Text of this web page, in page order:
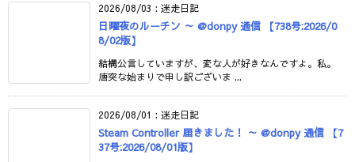
2026/08/03 : 迷走日記
日曜夜のルーチン ～ @donpy 通信 【738号:2026/0
8/02版】
結構公言していますが、変な人が好きなんですよ。私。
唐突な始まりで申し訳ございま ...
2026/08/01 : 迷走日記
Steam Controller 届きました！ ～ @donpy 通信 【7
37号:2026/08/01版】